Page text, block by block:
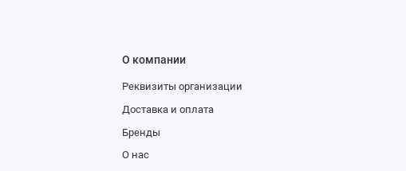
О компании
Реквизиты организации
Доставка и оплата
Бренды
О нас